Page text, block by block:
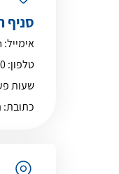
סניף
אימייל:
טלפון:
שעות
כתובת: